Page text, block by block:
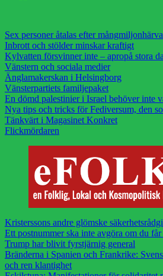
Sex personer åtalas efter mångmiljonhärva
Inbrott och stölder minskar kraftigt
Kylvatten försvinner inte – apropå stora
Vänstern och sociala medier
Änglamakerskan i Helsingborg
Vänsterpartiets familjepaket
En dömd palestinier i Israel behöver inte
Nya tips och tricks för Fediversum, den
Tänkvärt i Magasinet Konkret
Flickmördaren
Kristerssons andre glömske
Ett postnummer ska inte avgöra om du får
Trump har blivit fyrstjärnig general
Bränderna i Spanien och Frankrike:
och ren klantighet